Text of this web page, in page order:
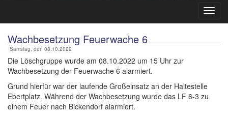
Wachbesetzung Feuerwache 6
Samstag, den 08.10.2022
Die Löschgruppe wurde am 08.10.2022 um 15 Uhr zur
Wachbesetzung der Feuerwache 6 alarmiert.
Grund hierfür war der laufende Großeinsatz an der Haltestelle
Ebertplatz. Während der Wachbesetzung wurde das LF 6-3 zu
einem Feuer nach Bickendorf alarmiert.